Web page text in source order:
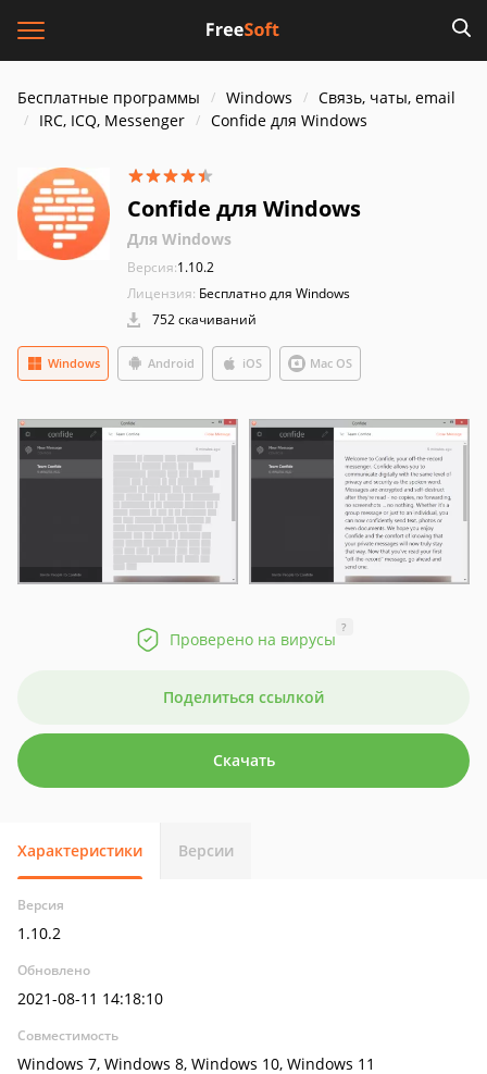
Бесплатные программы Windows
Связь, чаты, email
IRC, ICQ, Messenger
Confide для Windows
Confide для Windows
Для Windows
Версия:1.10.2
Лицензия: Бесплатно для Windows
752 скачиваний
Android iOS
Windows Mac OS
Проверено на вирусы
?
Поделиться ссылкой
Скачать
Характеристики Версии
Версия
1.10.2
Обновлено
2021-08-11 14:18:10
Совместимость
Windows 7, Windows 8, Windows 10, Windows 11